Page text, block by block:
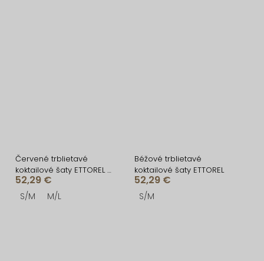
Červené trblietavé
koktailové šaty ETTOREL s
kamienkami
52,29 €
S/M M/L
Béžové trblietavé
koktailové šaty ETTOREL
52,29 €
S/M